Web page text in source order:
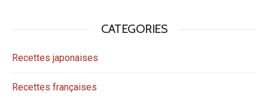
CATEGORIES
Recettes japonaises
Recettes françaises